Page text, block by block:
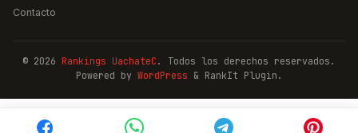
Contacto
© 2026 Rankings UachateC . Todos los derechos reservados.
Powered by WordPress & RankIt Plugin.